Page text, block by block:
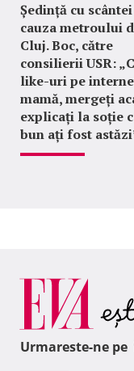
Ședință cu
cauza metroului
Cluj. Boc, către
consilierii USR:
like-uri pe
mamă, mergeți
explicați la soție
bun ați fost
Urmareste-ne pe